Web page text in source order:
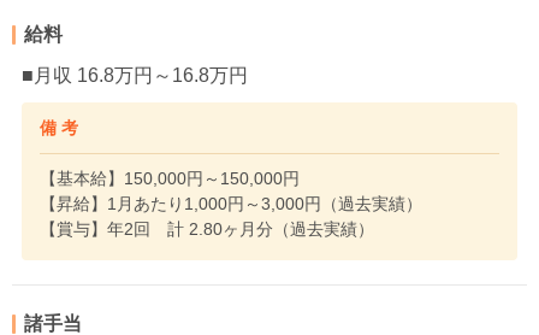
給料
■月収 16.8万円～16.8万円
備 考
【基本給】150,000円～150,000円
【昇給】1月あたり1,000円～3,000円（過去実績）
【賞与】年2回 計 2.80ヶ月分（過去実績）
諸手当